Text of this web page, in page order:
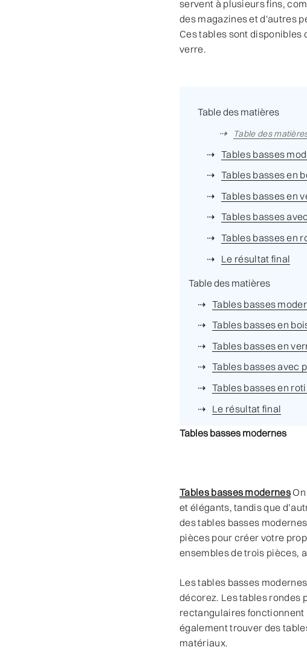
servent à plusieurs fins,
des magazines et d'autres
Ces tables sont disponibles
verre.
Table des matières
Table des
Tables basses
Tables basses en
Tables basses en
Tables basses
Tables basses en
Le résultat final
Table des matières
Tables basses
Tables basses en
Tables basses en
Tables basses avec
Tables basses en
Le résultat final
Tables basses modernes
Tables basses modernes
et élégants, tandis que
des tables basses
pièces pour créer votre
ensembles de trois pièces,
Les tables basses
décorez. Les tables rondes
rectangulaires fonctionnent
également trouver des
matériaux.